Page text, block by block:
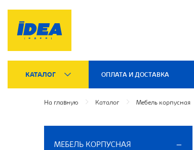
КАТАЛОГ ОПЛАТА И ДОСТАВКА
На главную Каталог Мебель корпусная
МЕБЕЛЬ КОРПУСНАЯ